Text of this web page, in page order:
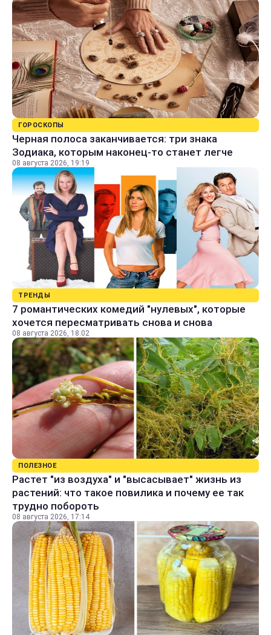
ГОРОСКОПЫ
Черная полоса заканчивается: три знака
Зодиака, которым наконец-то станет легче
08 августа 2026, 19:19
ТРЕНДЫ
7 романтических комедий "нулевых", которые
хочется пересматривать снова и снова
08 августа 2026, 18:02
ПОЛЕЗНОЕ
Растет "из воздуха" и "высасывает" жизнь из
растений: что такое повилика и почему ее так
трудно побороть
08 августа 2026, 17:14